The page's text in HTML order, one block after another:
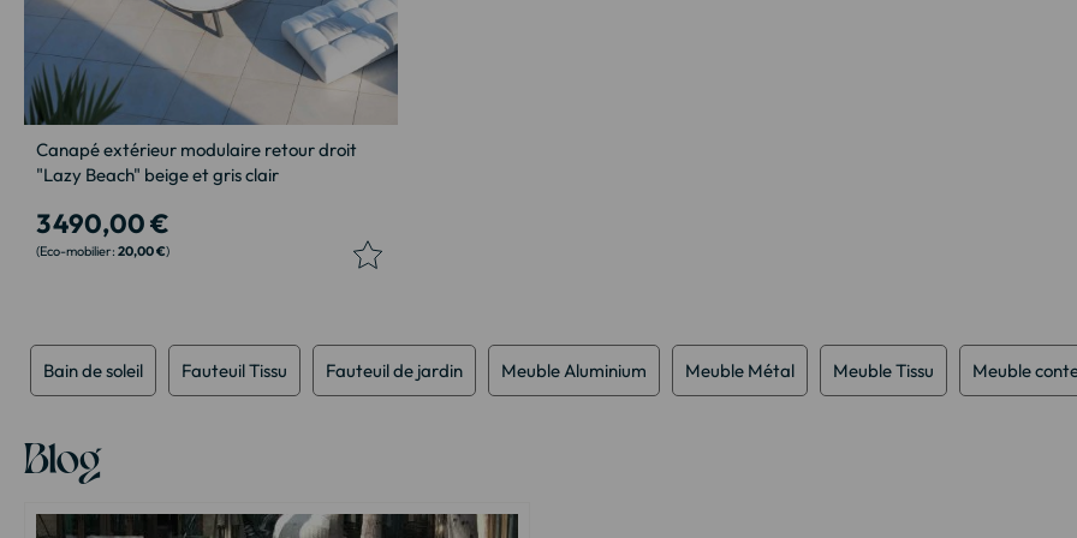
Canapé extérieur modulaire retour droit
"Lazy Beach" beige et gris clair
3 490,00 €
20,00 €
Bain de soleil Fauteuil Tissu Fauteuil de jardin Meuble Aluminium Meuble Métal Meuble Tissu Meuble
Blog